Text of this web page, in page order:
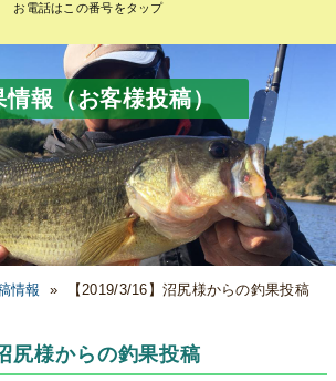
お電話はこの番号をタップ
情報（お客様投稿）
情報 » 【2019/3/16】沼尻様からの釣果投稿
尻様からの釣果投稿